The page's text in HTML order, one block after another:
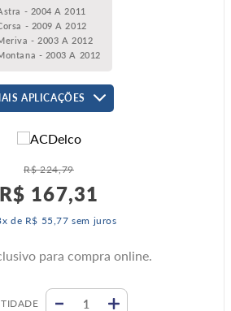
- 2004 A 2011
- 2009 A 2012
- 2003 A 2012
- 2003 A 2012
APLICAÇÕES
R$ 224,79
R$ 167,31
x de R$ 55 ,77 sem juros
para compra online.